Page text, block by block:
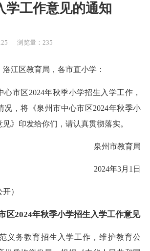
学工作意见的通知
浏览量： 235
江区教育局，各市直小学：
市区2024年秋季小学招生入学工作，
况，将《泉州市中心市区2024年秋季小
》印发给你们，请认真贯彻落实。
泉州市教育局
2024年3月1日
）
区2024年秋季小学招生入学工作意见
务教育招生入学工作，维护教育公